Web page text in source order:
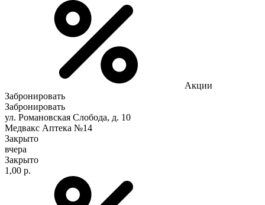
Акции
Забронировать
Забронировать
ул. Романовская Слобода, д. 10
Медвакс Аптека №14
Закрыто
вчера
Закрыто
1,00 р.